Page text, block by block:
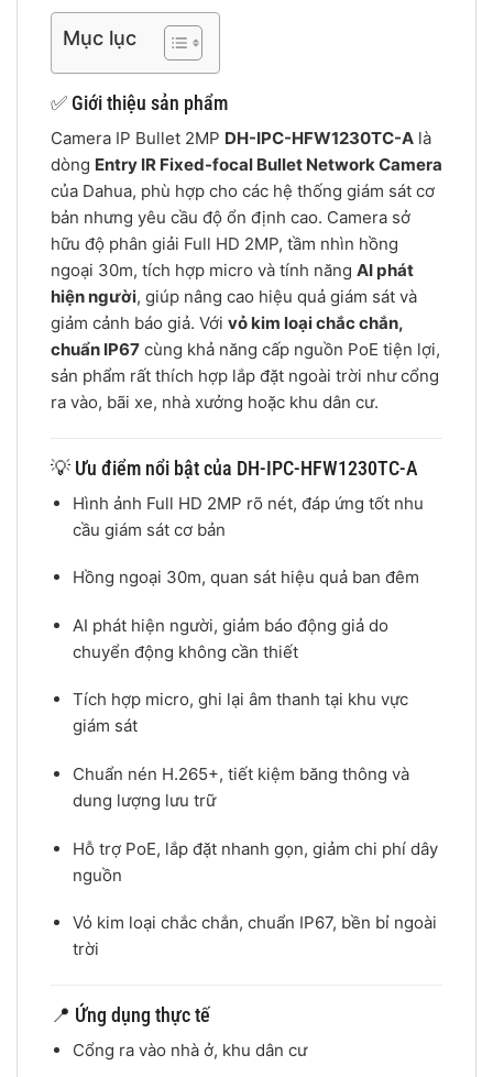
Mục lục
✅ Giới thiệu sản phẩm
Camera IP Bullet 2MP DH-IPC-HFW1230TC-A là
dòng Entry IR Fixed-focal Bullet Network Camera
của Dahua, phù hợp cho các hệ thống giám sát cơ
bản nhưng yêu cầu độ ổn định cao. Camera sở
hữu độ phân giải Full HD 2MP, tầm nhìn hồng
ngoại 30m, tích hợp micro và tính năng AI phát
hiện người, giúp nâng cao hiệu quả giám sát và
giảm cảnh báo giả. Với vỏ kim loại chắc chắn,
chuẩn IP67 cùng khả năng cấp nguồn PoE tiện lợi,
sản phẩm rất thích hợp lắp đặt ngoài trời như cổng
ra vào, bãi xe, nhà xưởng hoặc khu dân cư.
💡 Ưu điểm nổi bật của DH-IPC-HFW1230TC-A
Hình ảnh Full HD 2MP rõ nét, đáp ứng tốt nhu
cầu giám sát cơ bản
Hồng ngoại 30m, quan sát hiệu quả ban đêm
AI phát hiện người, giảm báo động giả do
chuyển động không cần thiết
Tích hợp micro, ghi lại âm thanh tại khu vực
giám sát
Chuẩn nén H.265+, tiết kiệm băng thông và
dung lượng lưu trữ
Hỗ trợ PoE, lắp đặt nhanh gọn, giảm chi phí dây
nguồn
Vỏ kim loại chắc chắn, chuẩn IP67, bền bỉ ngoài
trời
📍 Ứng dụng thực tế
Cổng ra vào nhà ở, khu dân cư